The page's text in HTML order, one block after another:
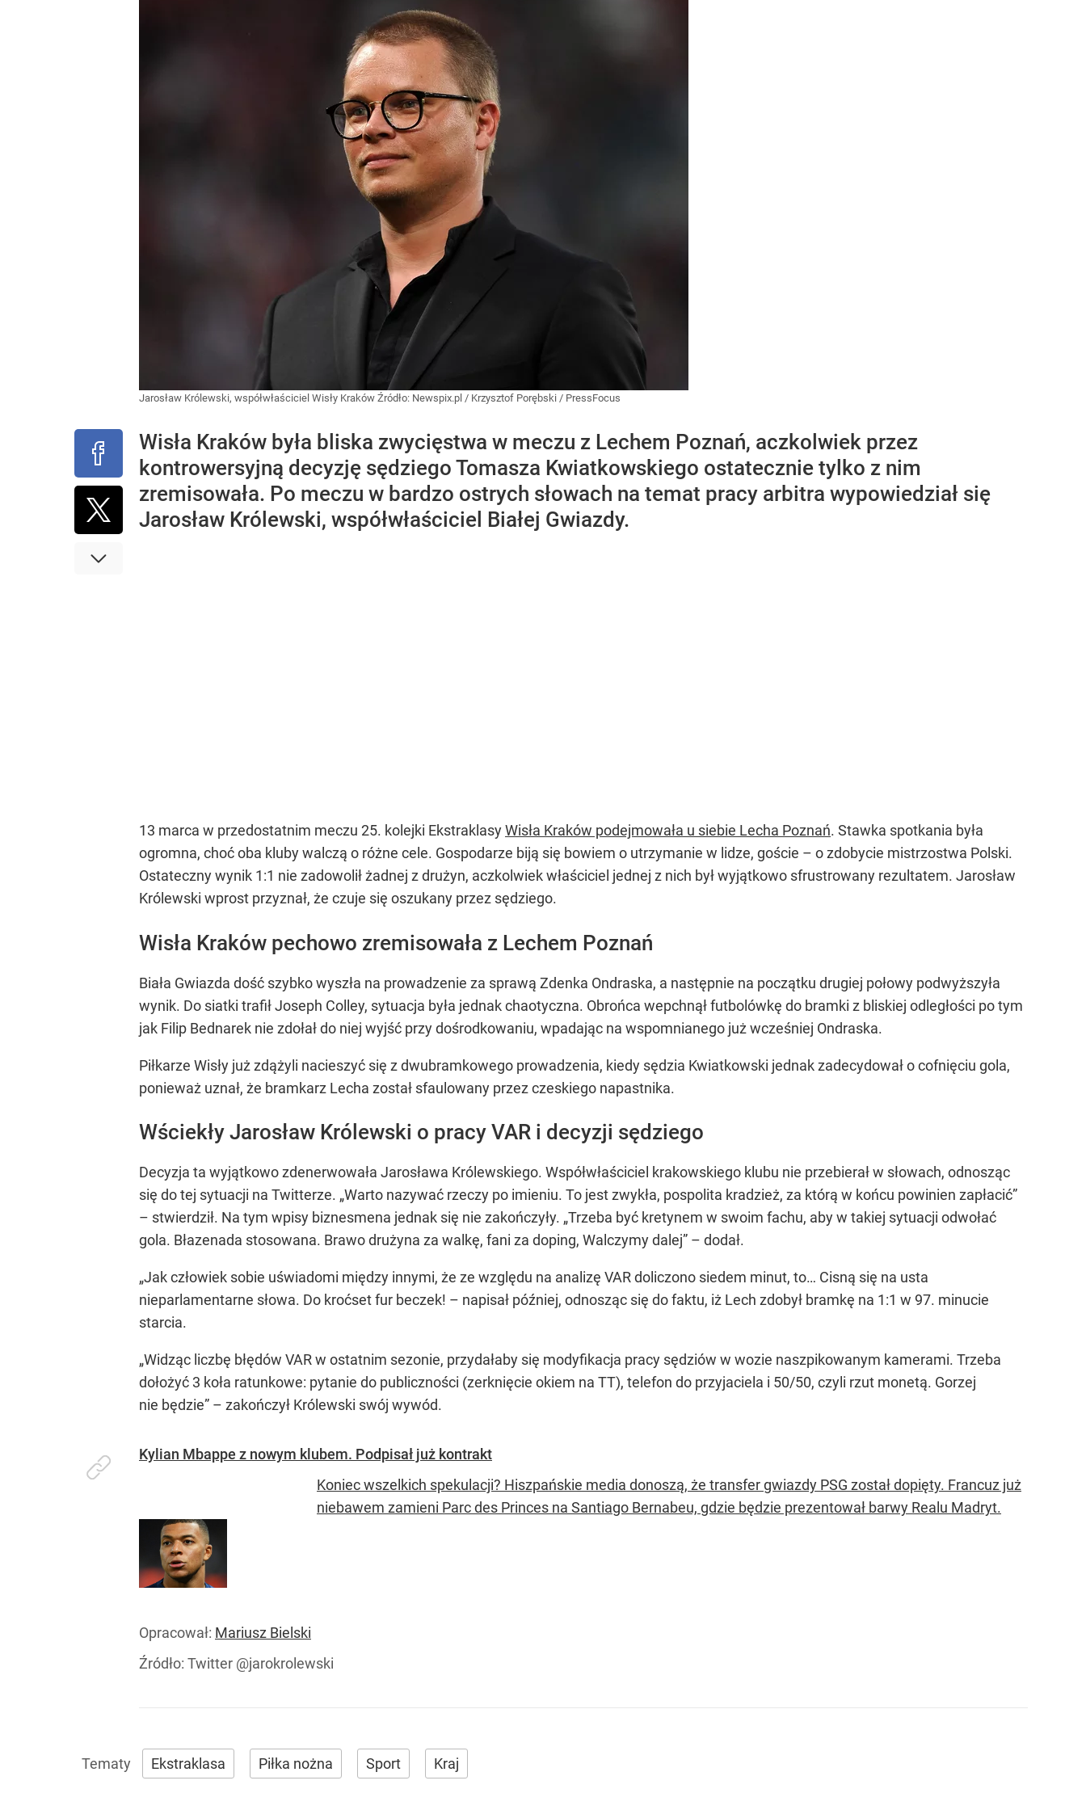
Jarosław Królewski, współwłaściciel Wisły Kraków Źródło: Newspix.pl / Krzysztof Porębski / PressFocus
Wisła Kraków była bliska zwycięstwa w meczu z Lechem Poznań, aczkolwiek przez
kontrowersyjną decyzję sędziego Tomasza Kwiatkowskiego ostatecznie tylko z nim
zremisowała. Po meczu w bardzo ostrych słowach na temat pracy arbitra wypowiedział się
Jarosław Królewski, współwłaściciel Białej Gwiazdy.
13 marca w przedostatnim meczu 25. kolejki EkstraklasyWisła Kraków podejmowała u siebie Lecha Poznań. Stawka spotkania była
ogromna, choć oba kluby walczą o różne cele. Gospodarze biją się bowiem o utrzymanie w lidze, goście – o zdobycie mistrzostwa Polski.
Ostateczny wynik 1:1 nie zadowolił żadnej z drużyn, aczkolwiek właściciel jednej z nich był wyjątkowo sfrustrowany rezultatem. Jarosław
Królewski wprost przyznał, że czuje się oszukany przez sędziego.
Wisła Kraków pechowo zremisowała z Lechem Poznań
Biała Gwiazda dość szybko wyszła na prowadzenie za sprawą Zdenka Ondraska, a następnie na początku drugiej połowy podwyższyła
wynik. Do siatki trafił Joseph Colley, sytuacja była jednak chaotyczna. Obrońca wepchnął futbolówkę do bramki z bliskiej odległości po tym
jak Filip Bednarek nie zdołał do niej wyjść przy dośrodkowaniu, wpadając na wspomnianego już wcześniej Ondraska.
Piłkarze Wisły już zdążyli nacieszyć się z dwubramkowego prowadzenia, kiedy sędzia Kwiatkowski jednak zadecydował o cofnięciu gola,
ponieważ uznał, że bramkarz Lecha został sfaulowany przez czeskiego napastnika.
Wściekły Jarosław Królewski o pracy VAR i decyzji sędziego
Decyzja ta wyjątkowo zdenerwowała Jarosława Królewskiego. Współwłaściciel krakowskiego klubu nie przebierał w słowach, odnosząc
się do tej sytuacji na Twitterze. „Warto nazywać rzeczy po imieniu. To jest zwykła, pospolita kradzież, za którą w końcu powinien zapłacić”
– stwierdził. Na tym wpisy biznesmena jednak się nie zakończyły. „Trzeba być kretynem w swoim fachu, aby w takiej sytuacji odwołać
gola. Błazenada stosowana. Brawo drużyna za walkę, fani za doping, Walczymy dalej” – dodał.
„Jak człowiek sobie uświadomi między innymi, że ze względu na analizę VAR doliczono siedem minut, to… Cisną się na usta
nieparlamentarne słowa. Do kroćset fur beczek! – napisał później, odnosząc się do faktu, iż Lech zdobył bramkę na 1:1 w 97. minucie
starcia.
„Widząc liczbę błędów VAR w ostatnim sezonie, przydałaby się modyfikacja pracy sędziów w wozie naszpikowanym kamerami. Trzeba
dołożyć 3 koła ratunkowe: pytanie do publiczności (zerknięcie okiem na TT), telefon do przyjaciela i 50/50, czyli rzut monetą. Gorzej
nie będzie” – zakończył Królewski swój wywód.
Kylian Mbappe z nowym klubem. Podpisał już kontrakt
Koniec wszelkich spekulacji? Hiszpańskie media donoszą, że transfer gwiazdy PSG został dopięty. Francuz już
niebawem zamieni Parc des Princes na Santiago Bernabeu, gdzie będzie prezentował barwy Realu Madryt.
Opracował: Mariusz Bielski
Źródło: Twitter @jarokrolewski
Ekstraklasa Piłka nożna Sport Kraj